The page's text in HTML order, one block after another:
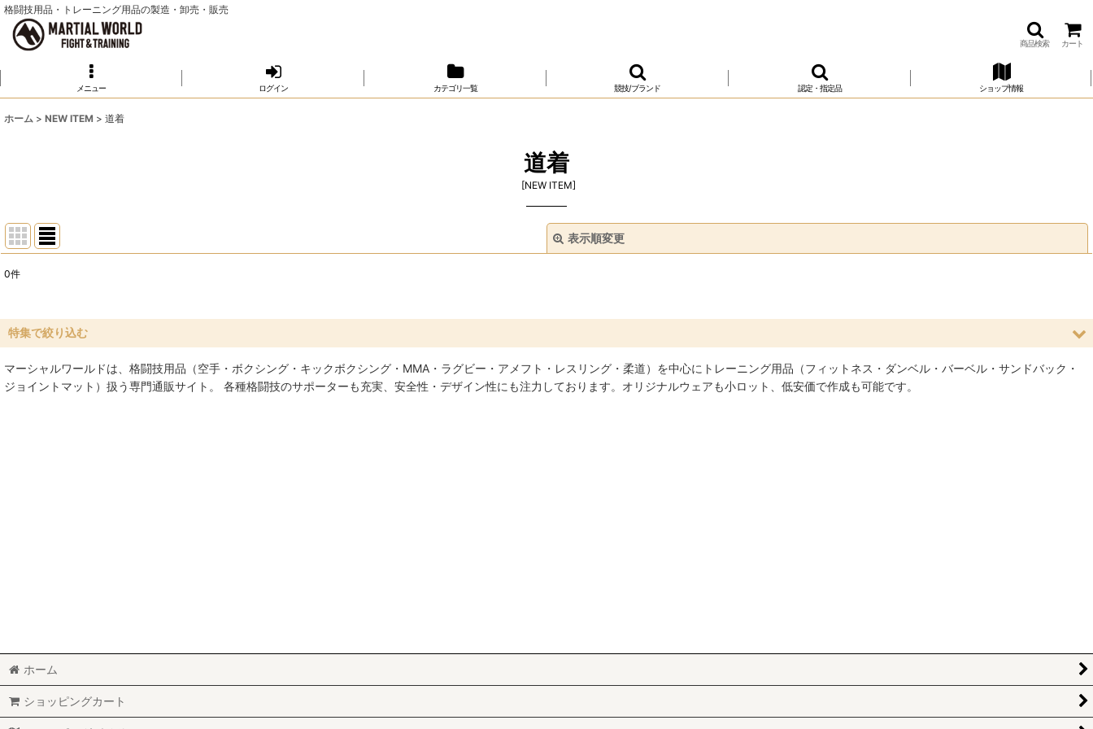
格闘技用品・トレーニング用品の製造・卸売・販売
商品検索 カート
メニュー ログイン カテゴリ一覧 競技/ブランド 認定・指定品 ショップ情報
ホーム > NEW ITEM > 道着
道着
[NEW ITEM]
表示順変更
並び順:
絞り込む
0件
特集で絞り込む
空手
レスリング
RUGBY
MARTIAL WORLD
マーシャルワールドは、格闘技用品（空手・ボクシング・キックボクシング・MMA・ラグビー・アメフト・レスリング・柔道）を中心にトレーニング用品（フィットネス・ダンベル・バーベル・サンドバック・
ジョイントマット）扱う専門通販サイト。 各種格闘技のサポーターも充実、安全性・デザイン性にも注力しております。オリジナルウェアも小ロット、低安価で作成も可能です。
ホーム
ショッピングカート